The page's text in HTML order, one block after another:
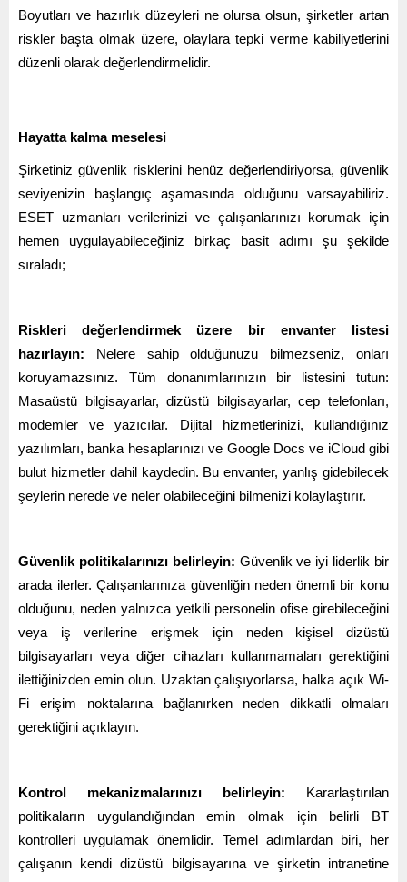
Boyutları ve hazırlık düzeyleri ne olursa olsun, şirketler artan
riskler başta olmak üzere, olaylara tepki verme kabiliyetlerini
düzenli olarak değerlendirmelidir.
Hayatta kalma meselesi
Şirketiniz güvenlik risklerini henüz değerlendiriyorsa, güvenlik
seviyenizin başlangıç aşamasında olduğunu varsayabiliriz.
ESET uzmanları verilerinizi ve çalışanlarınızı korumak için
hemen uygulayabileceğiniz birkaç basit adımı şu şekilde
sıraladı;
Riskleri değerlendirmek üzere bir envanter listesi
hazırlayın: Nelere sahip olduğunuzu bilmezseniz, onları
koruyamazsınız. Tüm donanımlarınızın bir listesini tutun:
Masaüstü bilgisayarlar, dizüstü bilgisayarlar, cep telefonları,
modemler ve yazıcılar. Dijital hizmetlerinizi, kullandığınız
yazılımları, banka hesaplarınızı ve Google Docs ve iCloud gibi
bulut hizmetler dahil kaydedin. Bu envanter, yanlış gidebilecek
şeylerin nerede ve neler olabileceğini bilmenizi kolaylaştırır.
Güvenlik politikalarınızı belirleyin: Güvenlik ve iyi liderlik bir
arada ilerler. Çalışanlarınıza güvenliğin neden önemli bir konu
olduğunu, neden yalnızca yetkili personelin ofise girebileceğini
veya iş verilerine erişmek için neden kişisel dizüstü
bilgisayarları veya diğer cihazları kullanmamaları gerektiğini
ilettiğinizden emin olun. Uzaktan çalışıyorlarsa, halka açık Wi-
Fi erişim noktalarına bağlanırken neden dikkatli olmaları
gerektiğini açıklayın.
Kontrol mekanizmalarınızı belirleyin: Kararlaştırılan
politikaların uygulandığından emin olmak için belirli BT
kontrolleri uygulamak önemlidir. Temel adımlardan biri, her
çalışanın kendi dizüstü bilgisayarına ve şirketin intranetine